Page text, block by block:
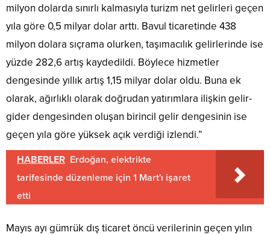
milyon dolarda sınırlı kalmasıyla turizm net gelirleri geçen
yıla göre 0,5 milyar dolar arttı. Bavul ticaretinde 438
milyon dolara sıçrama olurken, taşımacılık gelirlerinde ise
yüzde 282,6 artış kaydedildi. Böylece hizmetler
dengesinde yıllık artış 1,15 milyar dolar oldu. Buna ek
olarak, ağırlıklı olarak doğrudan yatırımlara ilişkin gelir-
gider dengesinden oluşan birincil gelir dengesinin ise
geçen yıla göre yüksek açık verdiği izlendi.”
HABERLER Erdoğan, elektrikte
tarifesinde düzenleme için 1 Mart'ı işaret
etti
Mayıs ayı gümrük dış ticaret öncü verilerinin geçen yılın